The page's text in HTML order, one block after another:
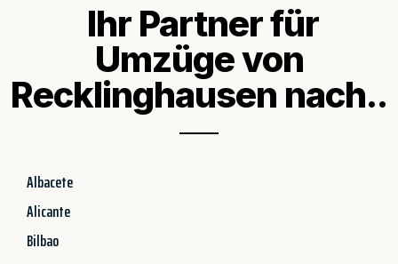
Ihr Partner für
Umzüge von
Recklinghausen nach..
Albacete
Alicante
Bilbao